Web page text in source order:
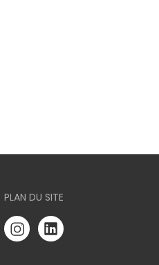
PLAN DU SITE